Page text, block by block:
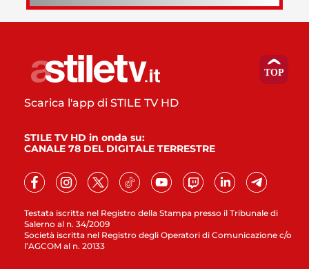
Testata iscritta nel Registro della Stampa presso il Tribunale di
Salerno al n. 34/2009
Società iscritta nel Registro degli Operatori di Comunicazione c/o
l’AGCOM al n. 20133
Scarica l'app di STILE TV HD
STILE TV HD in onda su:
CANALE 78 DEL DIGITALE TERRESTRE